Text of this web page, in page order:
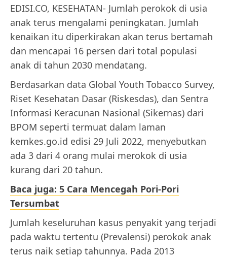
EDISI.CO, KESEHATAN- Jumlah perokok di usia
anak terus mengalami peningkatan. Jumlah
kenaikan itu diperkirakan akan terus bertamah
dan mencapai 16 persen dari total populasi
anak di tahun 2030 mendatang.
Berdasarkan data Global Youth Tobacco Survey,
Riset Kesehatan Dasar (Riskesdas), dan Sentra
Informasi Keracunan Nasional (Sikernas) dari
BPOM seperti termuat dalam laman
kemkes.go.id edisi 29 Juli 2022, menyebutkan
ada 3 dari 4 orang mulai merokok di usia
kurang dari 20 tahun.
Baca juga: 5 Cara Mencegah Pori-Pori
Tersumbat
Jumlah keseluruhan kasus penyakit yang terjadi
pada waktu tertentu (Prevalensi) perokok anak
terus naik setiap tahunnya. Pada 2013